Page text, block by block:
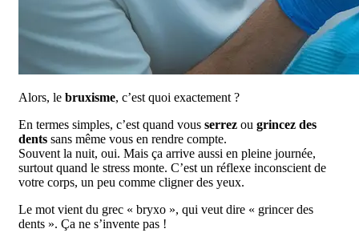
Alors, le bruxisme, c’est quoi exactement ?
En termes simples, c’est quand vous serrez ou grincez des
dents sans même vous en rendre compte.
Souvent la nuit, oui. Mais ça arrive aussi en pleine journée,
surtout quand le stress monte. C’est un réflexe inconscient de
votre corps, un peu comme cligner des yeux.
Le mot vient du grec « bryxo », qui veut dire « grincer des
dents ». Ça ne s’invente pas !